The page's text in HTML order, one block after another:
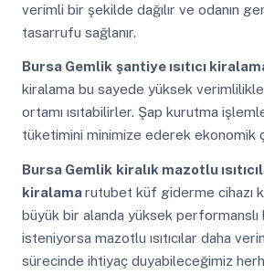
verimli bir şekilde dağılır ve odanın
tasarrufu sağlanır.
Bursa Gemlik şantiye ısıtıcı
kiralama bu sayede yüksek verimlilikle
ortamı ısıtabilirler. Şap kurutma
tüketimini minimize ederek ekonomik
Bursa Gemlik kiralık mazotlu
kiralamarutubet küf giderme cihazı
büyük bir alanda yüksek performanslı
isteniyorsa mazotlu ısıtıcılar daha
sürecinde ihtiyaç duyabileceğimiz